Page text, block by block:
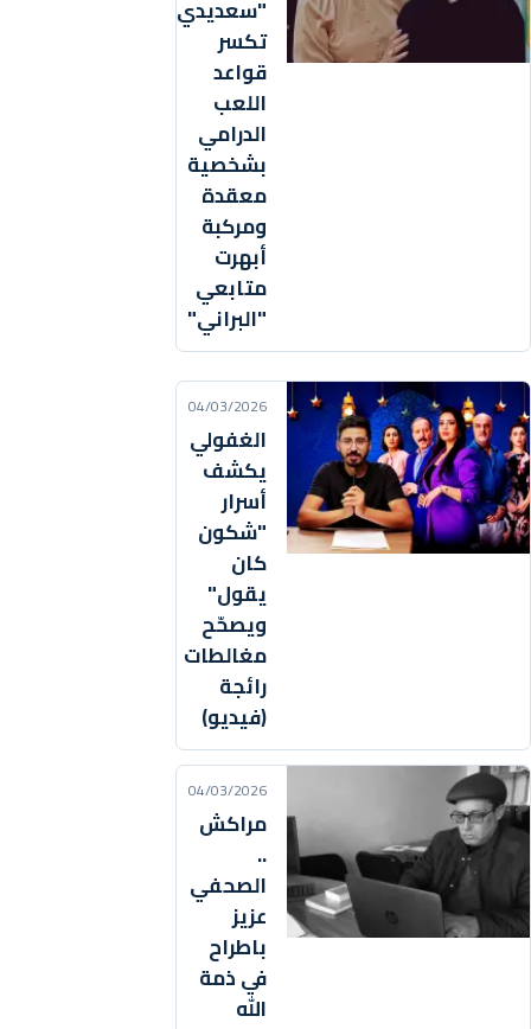
"سعديدي"
تكسر
قواعد
اللعب
الدرامي
بشخصية
معقدة
ومركبة
أبهرت
متابعي
"البراني"
04/03/2026
الغفولي
يكشف
أسرار
"شكون
كان
يقول"
ويصحّح
مغالطات
رائجة
(فيديو)
04/03/2026
مراكش
..
الصحفي
عزيز
باطراح
في ذمة
الله